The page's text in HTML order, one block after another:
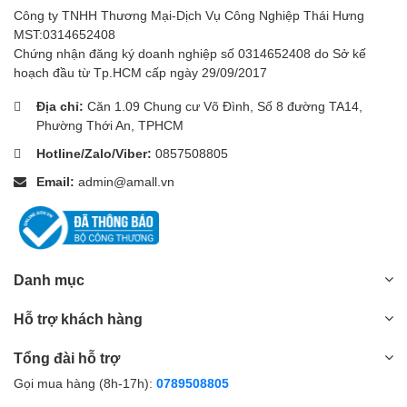
Công ty TNHH Thương Mại-Dịch Vụ Công Nghiệp Thái Hưng
MST:0314652408
Chứng nhận đăng ký doanh nghiệp số 0314652408 do Sở kế
hoạch đầu từ Tp.HCM cấp ngày 29/09/2017
Địa chỉ: Căn 1.09 Chung cư Võ Đình, Số 8 đường TA14,
Phường Thới An, TPHCM
Hotline/Zalo/Viber: 0857508805
Email: admin@amall.vn
Danh mục
Hỗ trợ khách hàng
Tổng đài hỗ trợ
Gọi mua hàng (8h-17h): 0789508805